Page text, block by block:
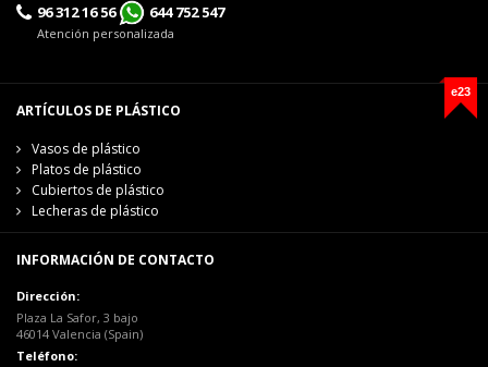
96 312 16 56 644 752 547
Atención personalizada
e23
ARTÍCULOS DE PLÁSTICO
Vasos de plástico
Platos de plástico
Cubiertos de plástico
Lecheras de plástico
INFORMACIÓN DE CONTACTO
Dirección:
Plaza La Safor, 3 bajo
46014 Valencia (Spain)
Teléfono: